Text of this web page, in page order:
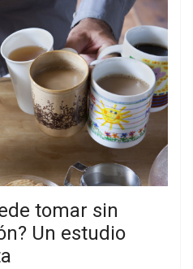
tomar sin
Un estudio